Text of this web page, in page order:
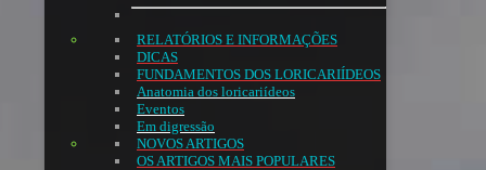
RELATÓRIOS E INFORMAÇÕES
DICAS
FUNDAMENTOS DOS LORICARIÍDEOS
Anatomia dos loricariídeos
Eventos
Em digressão
NOVOS ARTIGOS
OS ARTIGOS MAIS POPULARES